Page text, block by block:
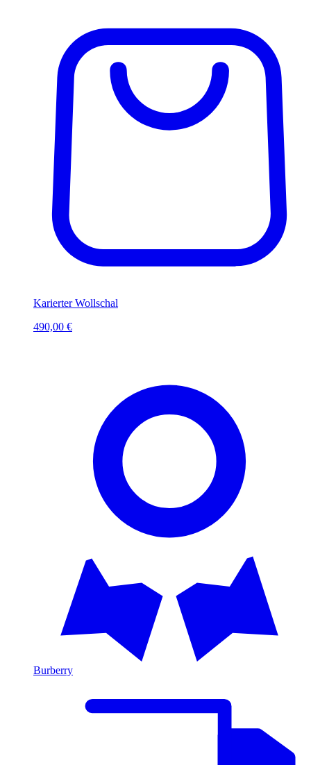
Karierter Wollschal
490,00 €
Burberry